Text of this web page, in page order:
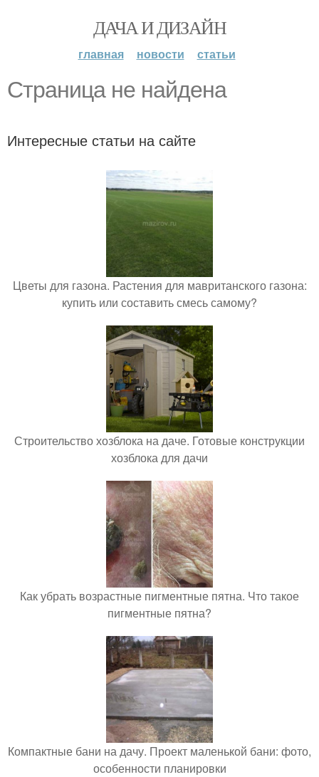
ДАЧА И ДИЗАЙН
главная новости статьи
Страница не найдена
Интересные статьи на сайте
Цветы для газона. Растения для мавританского газона:
купить или составить смесь самому?
Строительство хозблока на даче. Готовые конструкции
хозблока для дачи
Как убрать возрастные пигментные пятна. Что такое
пигментные пятна?
Компактные бани на дачу. Проект маленькой бани: фото,
особенности планировки